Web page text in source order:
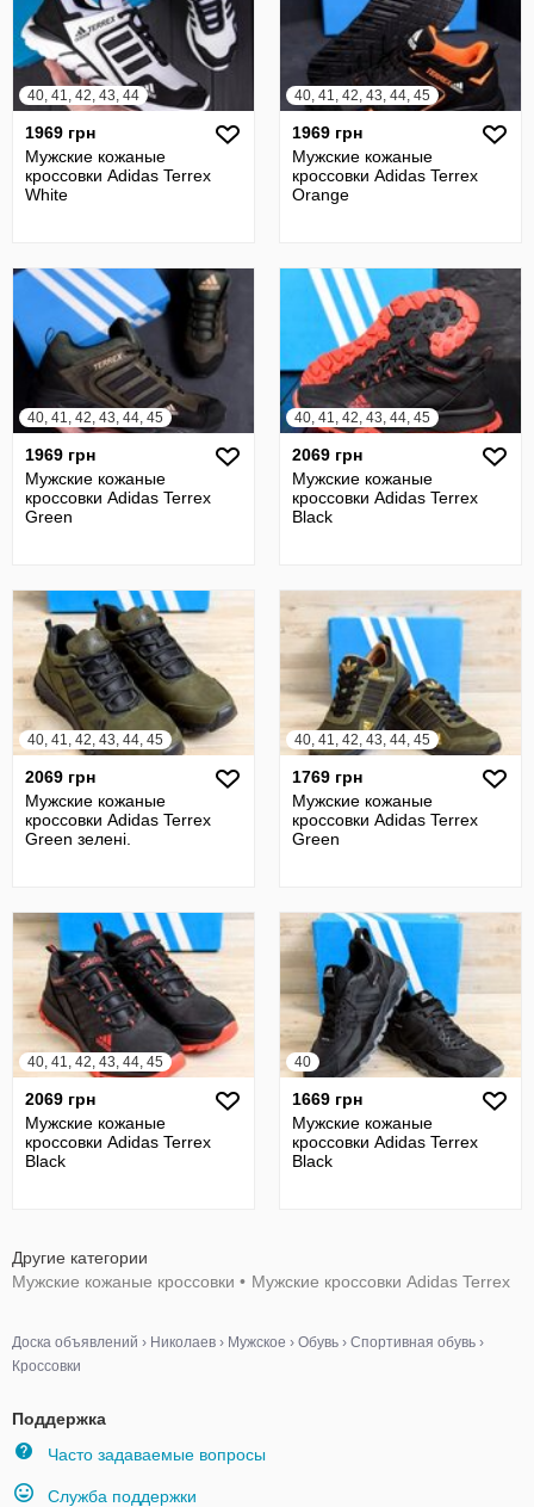
40, 41, 42, 43, 44
1969 грн
Мужские кожаные
кроссовки Adidas Terrex
White
40, 41, 42, 43, 44, 45
1969 грн
Мужские кожаные
кроссовки Adidas Terrex
Orange
40, 41, 42, 43, 44, 45
1969 грн
Мужские кожаные
кроссовки Adidas Terrex
Green
40, 41, 42, 43, 44, 45
2069 грн
Мужские кожаные
кроссовки Adidas Terrex
Black
40, 41, 42, 43, 44, 45
2069 грн
Мужские кожаные
кроссовки Adidas Terrex
Green зелені.
40, 41, 42, 43, 44, 45
1769 грн
Мужские кожаные
кроссовки Adidas Terrex
Green
40, 41, 42, 43, 44, 45
2069 грн
Мужские кожаные
кроссовки Adidas Terrex
Black
40
1669 грн
Мужские кожаные
кроссовки Adidas Terrex
Black
Другие категории
Мужские кожаные кроссовки • Мужские кроссовки Adidas Terrex
Доска объявлений › Николаев › Мужское › Обувь › Спортивная обувь ›
Кроссовки
Поддержка
Часто задаваемые вопросы
Служба поддержки